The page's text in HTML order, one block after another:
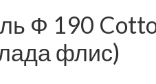
Ф 190
флис)